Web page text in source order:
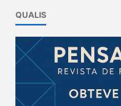
QUALIS